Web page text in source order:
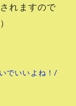
れますので
でいいよね！/